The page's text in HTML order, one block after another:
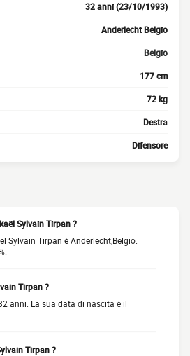
32 anni (23/10/1993)
Anderlecht Belgio
Belgio
177 cm
72 kg
Destra
Difensore
Sylvain Tirpan ?
Sylvain Tirpan è Anderlecht,Belgio.
Tirpan ?
anni. La sua data di nascita è il
Tirpan ?